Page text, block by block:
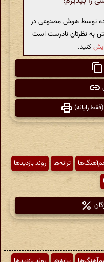
توسط هوش مصنوعی در
به نظرتان نادرست است
کنید.
رایانه)
ترانه‌ها
روند بازدیدها